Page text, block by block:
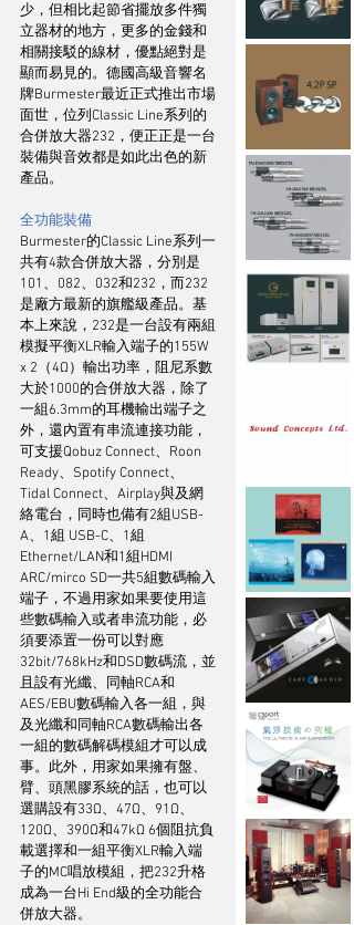
少，但相比起節省擺放多件獨
立器材的地方，更多的金錢和
相關接駁的線材，優點絕對是
顯而易見的。德國高級音響名
牌Burmester最近正式推出市場
面世，位列Classic Line系列的
合併放大器232，便正正是一台
裝備與音效都是如此出色的新
產品。
全功能裝備
Burmester的Classic Line系列一
共有4款合併放大器，分別是
101、082、032和232，而232
是廠方最新的旗艦級產品。基
本上來說，232是一台設有兩組
模擬平衡XLR輸入端子的155W
x 2（4Ω）輸出功率，阻尼系數
大於1000的合併放大器，除了
一組6.3mm的耳機輸出端子之
外，還內置有串流連接功能，
可支援Qobuz Connect、Roon
Ready、Spotify Connect、
Tidal Connect、Airplay與及網
絡電台，同時也備有2組USB-
A、1組 USB-C、1組
Ethernet/LAN和1組HDMI
ARC/mirco SD一共5組數碼輸入
端子，不過用家如果要使用這
些數碼輸入或者串流功能，必
須要添置一份可以對應
32bit/768kHz和DSD數碼流，並
且設有光纖、同軸RCA和
AES/EBU數碼輸入各一組，與
及光纖和同軸RCA數碼輸出各
一組的數碼解碼模組才可以成
事。此外，用家如果擁有盤、
臂、頭黑膠系統的話，也可以
選購設有33Ω、47Ω、91Ω、
120Ω、390Ω和47kΩ 6個阻抗負
載選擇和一組平衡XLR輸入端
子的MC唱放模組，把232升格
成為一台Hi End級的全功能合
併放大器。